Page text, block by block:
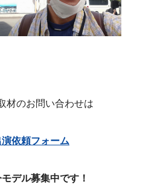
材のお問い合わせは
依頼フォーム
デル募集中です！